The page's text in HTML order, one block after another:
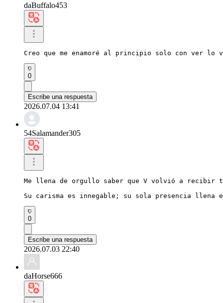
daBuffalo453
Creo que me enamoré al principio solo con ver
0
Escribe una respuesta
2026.07.04 13:41
54Salamander305
Me llena de orgullo saber que V volvió a recibir
Su carisma es innegable; su sola presencia llena
0
Escribe una respuesta
2026.07.03 22:40
daHorse666